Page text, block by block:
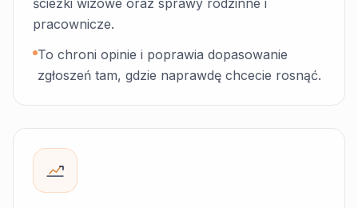
ścieżki wizowe oraz sprawy rodzinne i
pracownicze.
To chroni opinie i poprawia dopasowanie
zgłoszeń tam, gdzie naprawdę chcecie rosnąć.